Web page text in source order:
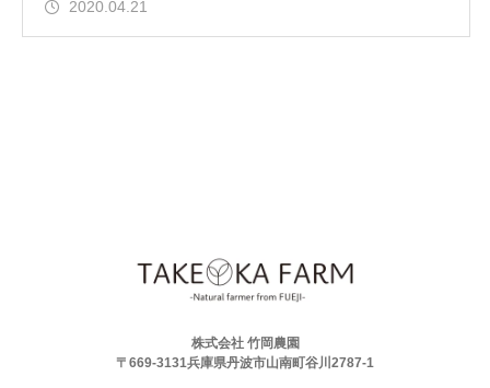
2020.04.21
株式会社 竹岡農園
〒669-3131兵庫県丹波市山南町谷川2787-1